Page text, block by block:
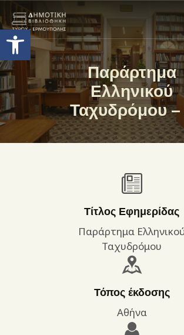
Ανοίξτε τη γραμμή εργαλείων
Παράρτημα
Ελληνικού
Ταχυδρόμου –
Η ΒΙΒΛΙΟΘΗΚΗ
ΟΙ ΣΥΛΛΟΓΈΣ
ΕΚΘΕΣΕΙΣ
ΥΠΗΡΕΣΙΕΣ
ΕΠΙΚΟΙΝΩΝΊΑ
ΌΡΟΙ ΧΡΉΣΗΣ
Τίτλος Εφημερίδας
Παράρτημα
Ταχυδρόμου
Τόπος έκδοσης
Αθήνα